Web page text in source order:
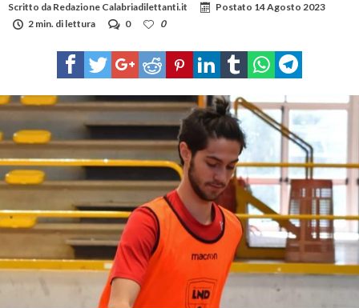
Scritto da Redazione Calabriadilettanti.it Postato 14 Agosto 2023
2 min. di lettura
0 0